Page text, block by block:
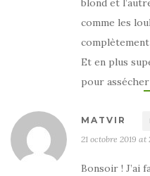
blond et
comme les
Et en plus
pour assécher
MATVIR
21 octobre 2019
Bonsoir ! J’ai